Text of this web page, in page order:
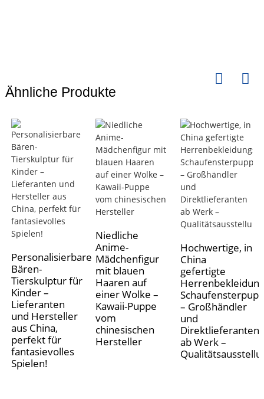
Ähnliche Produkte
Personalisierbare
Bären-
Tierskulptur für
Kinder –
Lieferanten
und Hersteller
aus China,
perfekt für
fantasievolles
Spielen!
Niedliche
Anime-
Mädchenfigur
mit blauen
Haaren auf
einer Wolke –
Kawaii-Puppe
vom
chinesischen
Hersteller
Hochwertige, in
China
gefertigte
– Großhändler
und
Direktlieferanten
ab Werk –